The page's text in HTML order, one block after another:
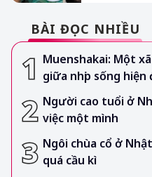
BÀI ĐỌC NHIỀU
Muenshakai: Một
giữa nhịp sống hiện
Người cao tuổi ở
việc một mình
Ngôi chùa cổ ở
quá cầu kì